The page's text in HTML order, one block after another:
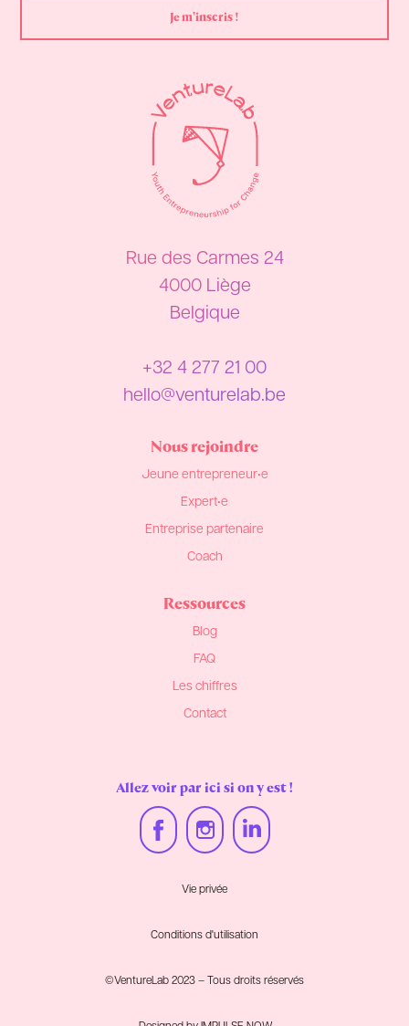
Nous rejoindre
Jeune entrepreneur•e
Expert•e
Entreprise partenaire
Coach
Ressources
Blog
FAQ
Les chiffres
Contact
Rue des Carmes 24
4000 Liège
Belgique
+32 4 277 21 00
hello@venturelab.be
Allez voir par ici si on y est !
Vie privée
Conditions d'utilisation
©VentureLab 2023 – Tous droits réservés